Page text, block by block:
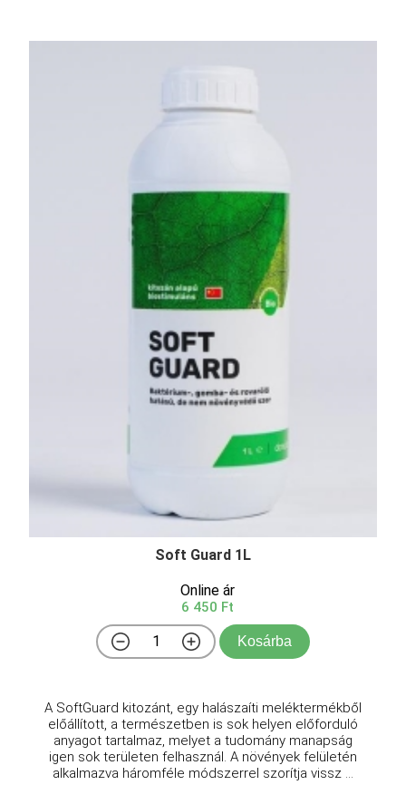
Soft Guard 1L
Online ár
6 450 Ft
Kosárba
A SoftGuard kitozánt, egy halászaíti meléktermékből
előállított, a természetben is sok helyen előforduló
anyagot tartalmaz, melyet a tudomány manapság
igen sok területen felhasznál. A növények felületén
alkalmazva háromféle módszerrel szorítja vissz ...